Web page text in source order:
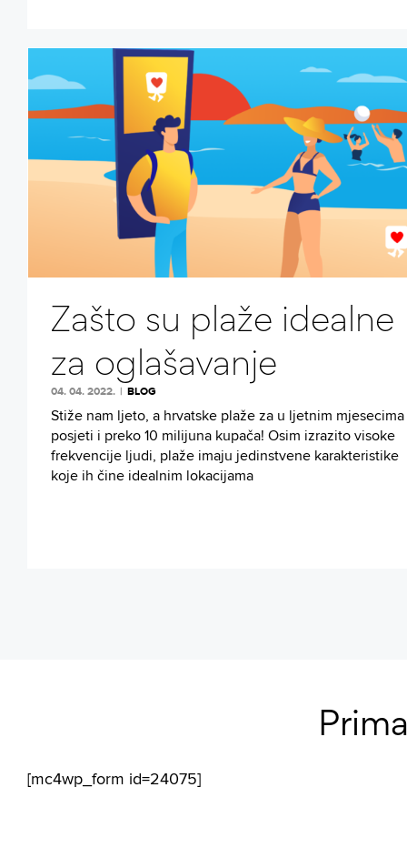
Zašto su plaže idealne
za oglašavanje
04. 04. 2022. | BLOG
Stiže nam ljeto, a hrvatske plaže za u ljetnim mjesecima
posjeti i preko 10 milijuna kupača! Osim izrazito visoke
frekvencije ljudi, plaže imaju jedinstvene karakteristike
koje ih čine idealnim lokacijama
[mc4wp_form id=24075]